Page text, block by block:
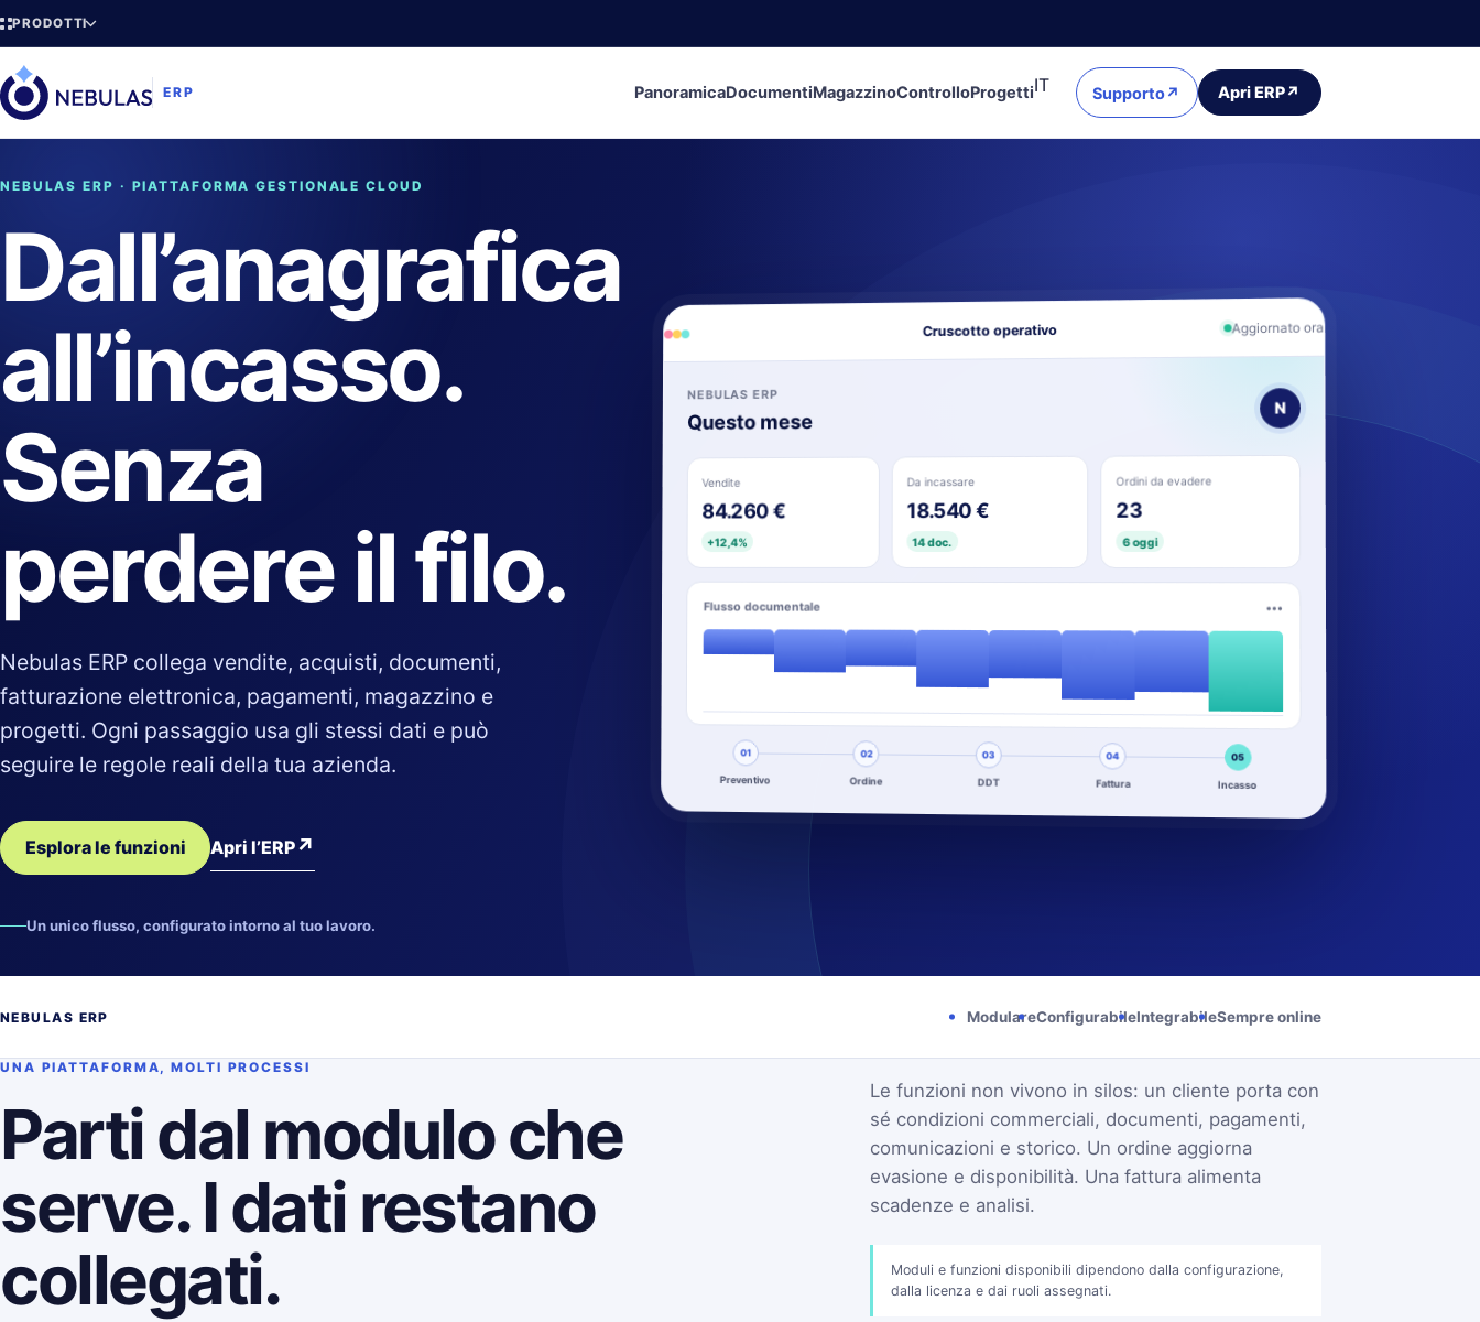
PRODOTTI
ERP PanoramicaDocumentiMagazzinoControlloProgettiIT Supporto↗ Apri ERP↗
NEBULAS ERP · PIATTAFORMA GESTIONALE CLOUD
Dall’anagrafica
all’incasso.
Senza
perdere il filo.
Nebulas ERP collega vendite, acquisti, documenti,
fatturazione elettronica, pagamenti, magazzino e
progetti. Ogni passaggio usa gli stessi dati e può
seguire le regole reali della tua azienda.
Esplora le funzioni Apri l’ERP↗
Un unico flusso, configurato intorno al tuo lavoro.
Cruscotto operativo Aggiornato ora
NEBULAS ERP
Questo mese
N
Vendite
84.260 €
+12,4%
Da incassare
18.540 €
14 doc.
Ordini da evadere
23
6 oggi
Flusso documentale •••
01
Preventivo
02
Ordine
03
DDT
04
Fattura
05
Incasso
NEBULAS ERP ModulareConfigurabileIntegrabileSempre online
UNA PIATTAFORMA, MOLTI PROCESSI
Parti dal modulo che
serve. I dati restano
collegati.
Le funzioni non vivono in silos: un cliente porta con
sé condizioni commerciali, documenti, pagamenti,
comunicazioni e storico. Un ordine aggiorna
evasione e disponibilità. Una fattura alimenta
scadenze e analisi.
Moduli e funzioni disponibili dipendono dalla configurazione,
dalla licenza e dai ruoli assegnati.